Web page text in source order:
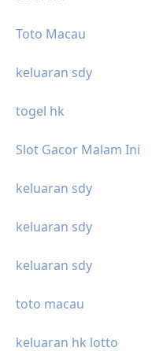
Toto Macau
keluaran sdy
togel hk
Slot Gacor Malam Ini
keluaran sdy
keluaran sdy
keluaran sdy
toto macau
keluaran hk lotto